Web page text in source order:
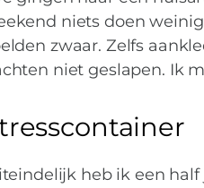
niets doen
zwaar. Zelfs
niet geslapen. Ik
heb ik een